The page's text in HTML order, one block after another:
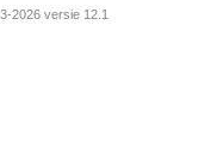
2026 versie 12.1